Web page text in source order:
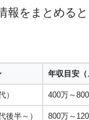
報をまとめる
年収目安（
） 400万～
後半～） 800万～